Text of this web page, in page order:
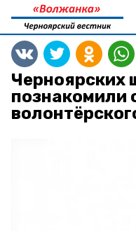
Черноярских
познакомили